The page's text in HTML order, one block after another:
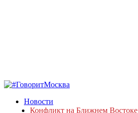
Новости
Конфликт на Ближнем Востоке